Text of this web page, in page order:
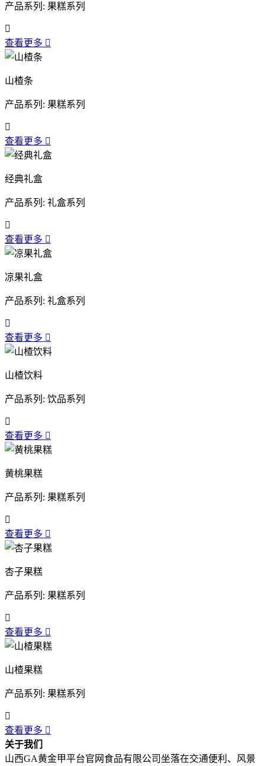
产品系列: 果糕系列

查看更多 
山楂条
产品系列: 果糕系列

查看更多 
经典礼盒
产品系列: 礼盒系列

查看更多 
凉果礼盒
产品系列: 礼盒系列

查看更多 
山楂饮料
产品系列: 饮品系列

查看更多 
黄桃果糕
产品系列: 果糕系列

查看更多 
杏子果糕
产品系列: 果糕系列

查看更多 
山楂果糕
产品系列: 果糕系列

查看更多 
关于我们
山西GA黄金甲平台官网食品有限公司坐落在交通便利、风景